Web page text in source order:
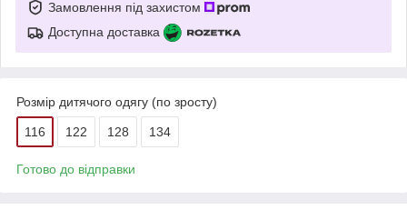
Замовлення під захистом
Доступна доставка
Розмір дитячого одягу (по зросту)
116 122 128 134
Готово до відправки